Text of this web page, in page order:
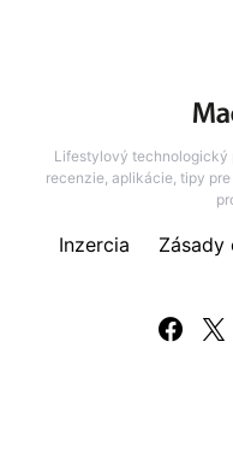
Lifestylový technologický
recenzie, aplikácie, tipy
Inzercia
Zásady